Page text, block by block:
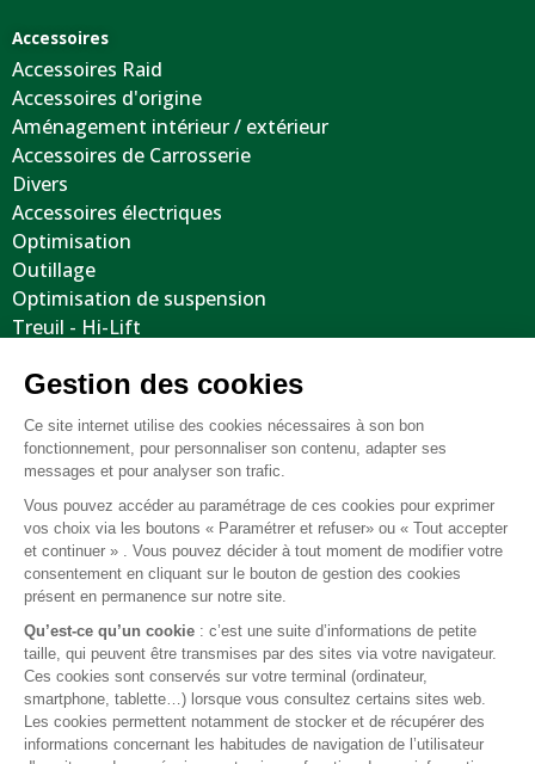
Accessoires
Accessoires Raid
Accessoires d'origine
Aménagement intérieur / extérieur
Accessoires de Carrosserie
Divers
Accessoires électriques
Optimisation
Outillage
Optimisation de suspension
Treuil - Hi-Lift
Volants
Jantes / Pneumatiques / Accessoires
Informations utiles
Nous contacter
Mentions légales
Conditions générales de vente